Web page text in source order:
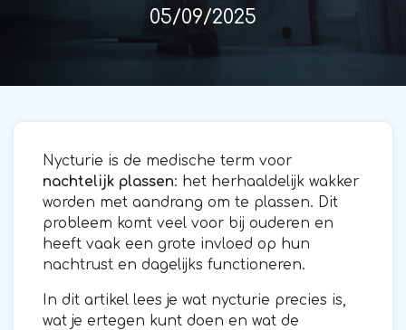
05/09/2025
Nycturie is de medische term voor
nachtelijk plassen: het herhaaldelijk wakker
worden met aandrang om te plassen. Dit
probleem komt veel voor bij ouderen en
heeft vaak een grote invloed op hun
nachtrust en dagelijks functioneren.
In dit artikel lees je wat nycturie precies is,
wat je ertegen kunt doen en wat de